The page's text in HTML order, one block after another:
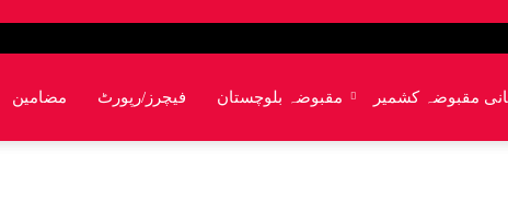
مضامین فیچرز/رپورٹ مقبوضہ بلوچستان مقبوضہ کشمیر